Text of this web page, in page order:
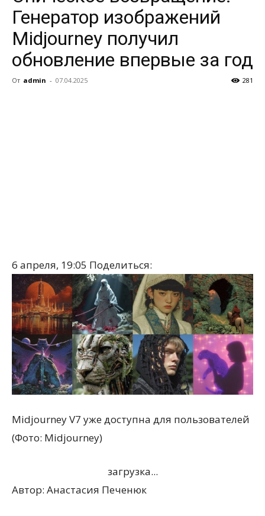
Генератор изображений
Midjourney получил
обновление впервые за год
От admin - 07.04.2025 281
6 апреля, 19:05 Поделиться:
Midjourney V7 уже доступна для пользователей
(Фото: Midjourney)
загрузка...
Автор: Анастасия Печенюк